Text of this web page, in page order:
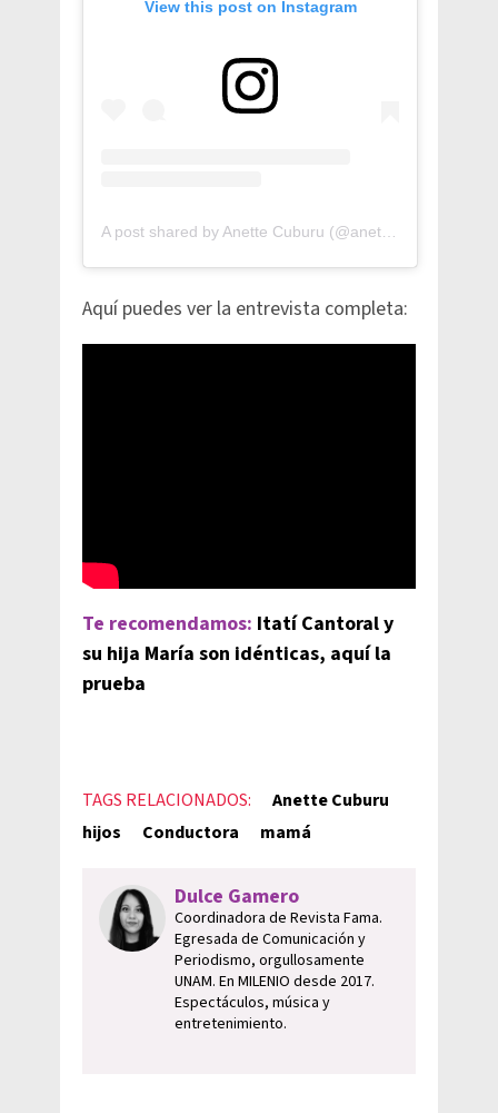
View this post on Instagram
Aquí puedes ver la entrevista completa:
Te recomendamos: Itatí Cantoral y
su hija María son idénticas, aquí la
prueba
TAGS RELACIONADOS:
Anette Cuburu
hijos
Conductora mamá
Dulce Gamero
Coordinadora de Revista Fama.
Egresada de Comunicación y
Periodismo, orgullosamente
UNAM. En MILENIO desde 2017.
Espectáculos, música y
entretenimiento.